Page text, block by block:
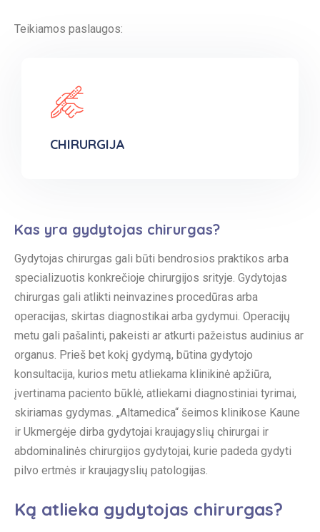
Teikiamos paslaugos:
CHIRURGIJA
Kas yra gydytojas chirurgas?
Gydytojas chirurgas gali būti bendrosios praktikos arba
specializuotis konkrečioje chirurgijos srityje. Gydytojas
chirurgas gali atlikti neinvazines procedūras arba
operacijas, skirtas diagnostikai arba gydymui. Operacijų
metu gali pašalinti, pakeisti ar atkurti pažeistus audinius ar
organus. Prieš bet kokį gydymą, būtina gydytojo
konsultacija, kurios metu atliekama klinikinė apžiūra,
įvertinama paciento būklė, atliekami diagnostiniai tyrimai,
skiriamas gydymas. „Altamedica“ šeimos klinikose Kaune
ir Ukmergėje dirba gydytojai kraujagyslių chirurgai ir
abdominalinės chirurgijos gydytojai, kurie padeda gydyti
pilvo ertmės ir kraujagyslių patologijas.
Ką atlieka gydytojas chirurgas?